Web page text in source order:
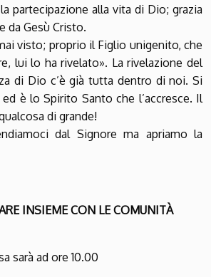
partecipazione alla vita di Dio; grazia
da Gesù Cristo.
visto; proprio il Figlio unigenito, che
lui lo ha rivelato». La rivelazione del
di Dio c’è già tutta dentro di noi. Si
è lo Spirito Santo che l’accresce. Il
di grande!
dal Signore ma apriamo la
INSIEME CON LE COMUNITÀ
sarà ad ore 10.00